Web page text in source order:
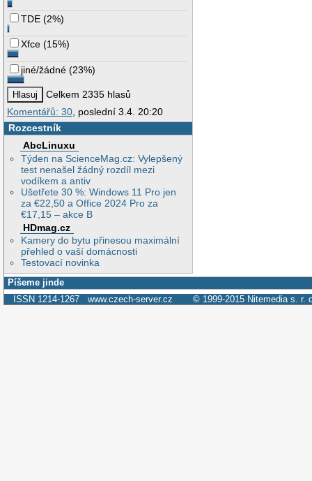
TDE (2%)
Xfce (15%)
jiné/žádné (23%)
Celkem 2335 hlasů
Komentářů: 30, poslední 3.4. 20:20
Rozcestník
AbcLinuxu
Týden na ScienceMag.cz: Vylepšený
test nenašel žádný rozdíl mezi
vodíkem a antiv
Ušetřete 30 %: Windows 11 Pro jen
za €22,50 a Office 2024 Pro za
€17,15 – akce B
HDmag.cz
Kamery do bytu přinesou maximální
přehled o vaší domácnosti
Testovací novinka
Píšeme jinde
ISSN 1214-1267 www.czech-server.cz © 1999-2015 Nitemedia s. r.